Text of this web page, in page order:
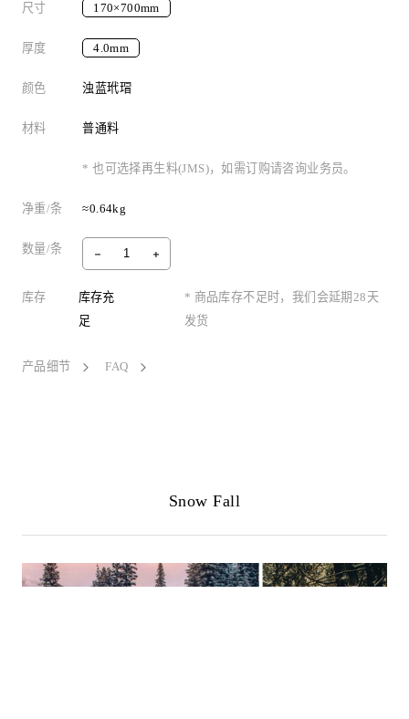
尺寸 170×700mm
厚度 4.0mm
颜色 浊蓝玳瑁
材料 普通料
* 也可选择再生料(JMS)，如需订购请咨询业务员。
净重/条 ≈0.64kg
数量/条
库存
库存充
足
* 商品库存不足时，我们会延期28天
发货
产品细节 FAQ
Snow Fall